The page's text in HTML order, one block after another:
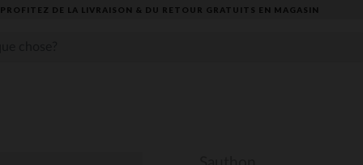
PROFITEZ DE LA LIVRAISON & DU RETOUR GRATUITS EN MAGASIN​